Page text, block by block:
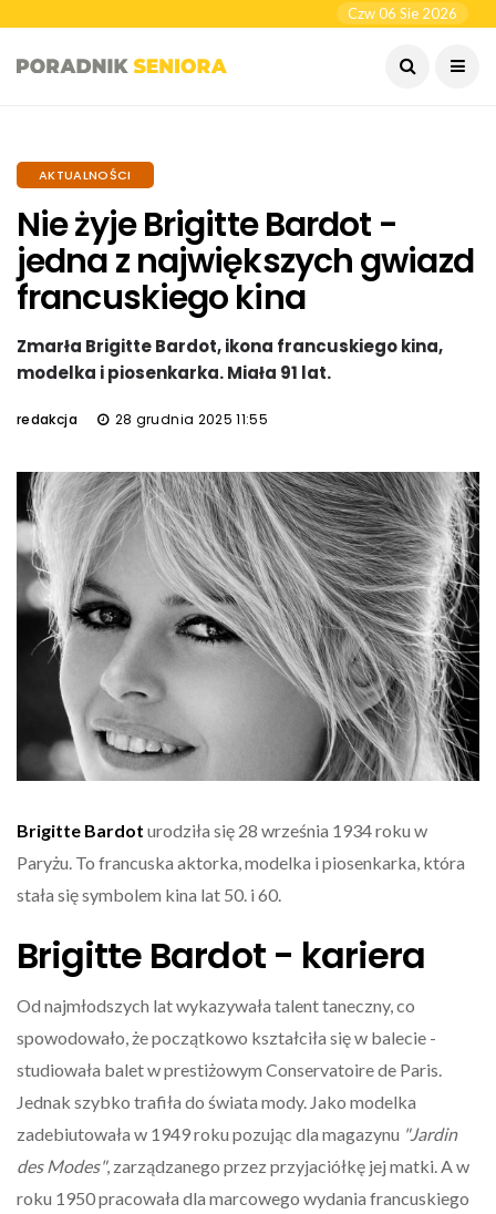
Czw 06 Sie 2026
AKTUALNOŚCI
Nie żyje Brigitte Bardot -
jedna z największych gwiazd
francuskiego kina
Zmarła Brigitte Bardot, ikona francuskiego kina,
modelka i piosenkarka. Miała 91 lat.
redakcja 28 grudnia 2025 11:55
Brigitte Bardot urodziła się 28 września 1934 roku w
Paryżu. To francuska aktorka, modelka i piosenkarka, która
stała się symbolem kina lat 50. i 60.
Brigitte Bardot - kariera
Od najmłodszych lat wykazywała talent taneczny, co
spowodowało, że początkowo kształciła się w balecie -
studiowała balet w prestiżowym Conservatoire de Paris.
Jednak szybko trafiła do świata mody. Jako modelka
zadebiutowała w 1949 roku pozując dla magazynu "Jardin
des Modes", zarządzanego przez przyjaciółkę jej matki. A w
roku 1950 pracowała dla marcowego wydania francuskiego